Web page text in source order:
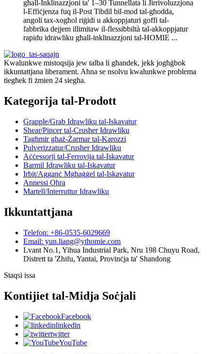
għall-Inklinazzjoni ta' 1–30 Tunnellata li Jirrivoluzzjona
l-Effiċjenza fuq il-Post Tibdil bil-mod tal-għodda,
angoli tax-xogħol riġidi u akkoppjaturi goffi tal-
fabbrika dejjem illimitaw il-flessibbiltà tal-akkoppjatur
rapidu idrawliku għall-inklinazzjoni tal-HOMIE ...
Kwalunkwe mistoqsija jew talba li għandek, jekk jogħġbok
ikkuntattjana liberament. Aħna se nsolvu kwalunkwe problema
tiegħek fi żmien 24 siegħa.
Kategorija tal-Prodott
Grapple/Grab Idrawliku tal-Iskavatur
Shear/Pincer tal-Crusher Idrawliku
Tagħmir għaż-Żarmar tal-Karozzi
Pulverizzatur/Crusher Idrawliku
Aċċessorji tal-Ferrovija tal-Iskavatur
Barmil Idrawliku tal-Iskavatur
Irbit/Agganċ Mgħaġġel tal-Iskavatur
Annessi Oħra
Martell/Interruttur Idrawliku
Ikkuntattjana
Telefon: +86-0535-6029669
Email: yun.liang@ythomie.com
Lvant No.1, Yihua Industrial Park, Nru 198 Chuyu Road,
Distrett ta 'Zhifu, Yantai, Provinċja ta' Shandong
Staqsi issa
Kontijiet tal-Midja Soċjali
Facebook
linkedin
twitter
YouTube